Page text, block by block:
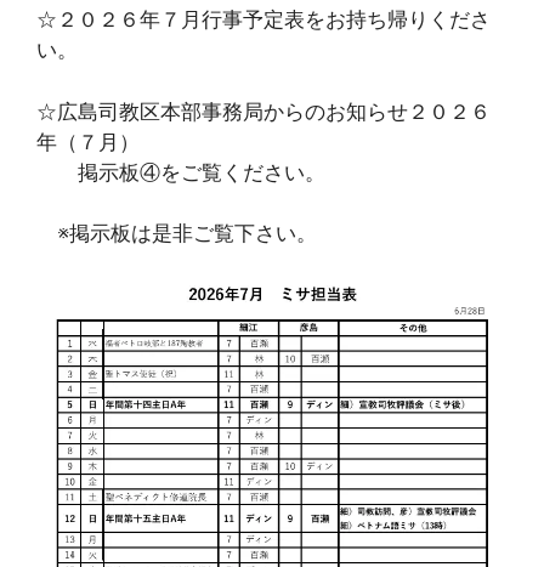
☆２０２６年７月行事予定表をお持ち帰りくださ
い。
☆広島司教区本部事務局からのお知らせ２０２６
年（７月）
掲示板④をご覧ください。
※掲示板は是非ご覧下さい。